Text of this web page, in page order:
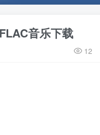
音乐下载
12